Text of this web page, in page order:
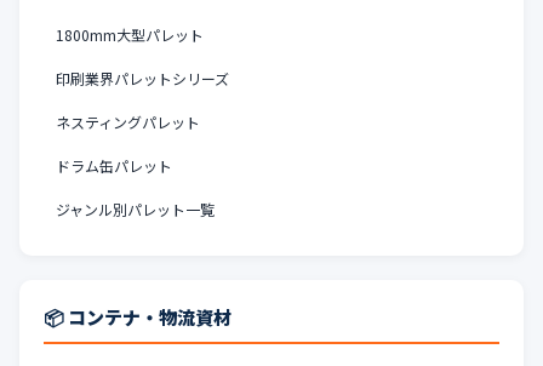
1800mm大型パレット
印刷業界パレットシリーズ
ネスティングパレット
ドラム缶パレット
ジャンル別パレット一覧
📦 コンテナ・物流資材